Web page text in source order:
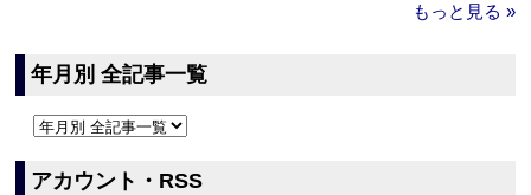
もっと見る »
年月別 全記事一覧
アカウント・RSS